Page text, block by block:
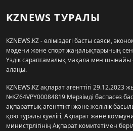
KZNEWS ТУРАЛЫ
KZNEWS.KZ - еліміздегі басты саяси,
мәдени және спорт жаңалықтарының
Үздік сараптамалық мақала мен шынайы
алаңы.
KZNEWS.KZ ақпарат агенттігі 29.12.2023
№KZ64VPY00084819 Мерзімді баспасөз
ақпараттық агенттікті және желілік
қою туралы куәлігі, Ақпарат және
министрлігінің Ақпарат комитетімен